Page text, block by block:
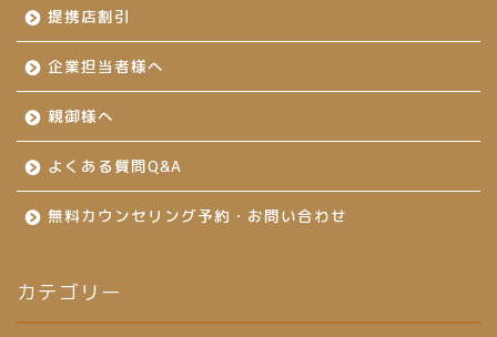
提携店割引
企業担当者様へ
親御様へ
よくある質問Q&A
無料カウンセリング予約・お問い合わせ
カテゴリー